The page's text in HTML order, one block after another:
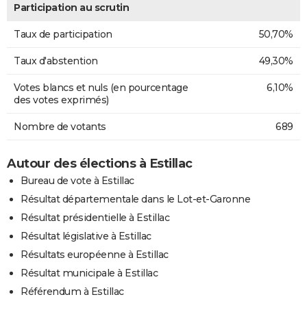
Participation au scrutin
Taux de participation 50,70%
Taux d'abstention 49,30%
Votes blancs et nuls (en pourcentage
des votes exprimés)
6,10%
Nombre de votants 689
Autour des élections à Estillac
Bureau de vote à Estillac
Résultat départementale dans le Lot-et-Garonne
Résultat présidentielle à Estillac
Résultat législative à Estillac
Résultats européenne à Estillac
Résultat municipale à Estillac
Référendum à Estillac